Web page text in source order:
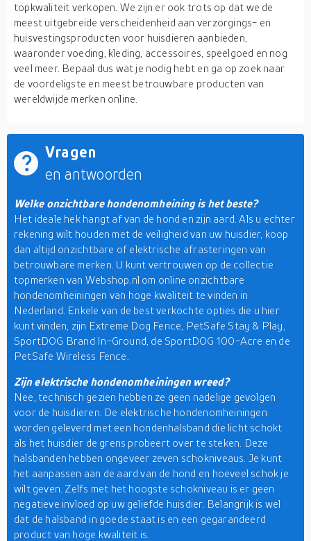
topkwaliteit verkopen. We zijn er ook trots op dat we de
meest uitgebreide verscheidenheid aan verzorgings- en
huisvestingsproducten voor huisdieren aanbieden,
waaronder voeding, kleding, accessoires, speelgoed en nog
veel meer. Bepaal dus wat je nodig hebt en ga op zoek naar
de voordeligste en meest betrouwbare producten van
wereldwijde merken online.
Vragen
en antwoorden
Welke onzichtbare hondenomheining is het beste?
Het ideale hek hangt af van de hond en zijn aard. Als u echter
rekening wilt houden met de veiligheid van uw huisdier, koop
dan altijd onzichtbare of elektrische afrasteringen van
betrouwbare merken. U kunt vertrouwen op de collectie
topmerken van Webshop.nl om online onzichtbare
hondenomheiningen van hoge kwaliteit te vinden in
Nederland. Enkele van de best verkochte opties die u hier
kunt vinden, zijn Extreme Dog Fence, PetSafe Stay & Play,
SportDOG Brand In-Ground, de SportDOG 100-Acre en de
PetSafe Wireless Fence.
Zijn elektrische hondenomheiningen wreed?
Nee, technisch gezien hebben ze geen nadelige gevolgen
voor de huisdieren. De elektrische hondenomheiningen
worden geleverd met een hondenhalsband die licht schokt
als het huisdier de grens probeert over te steken. Deze
halsbanden hebben ongeveer zeven schokniveaus. Je kunt
het aanpassen aan de aard van de hond en hoeveel schok je
wilt geven. Zelfs met het hoogste schokniveau is er geen
negatieve invloed op uw geliefde huisdier. Belangrijk is wel
dat de halsband in goede staat is en een gegarandeerd
product van hoge kwaliteit is.